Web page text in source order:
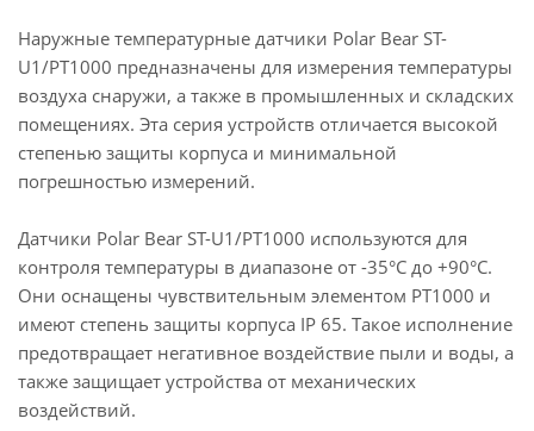
Наружные температурные датчики Polar Bear ST-
U1/PT1000 предназначены для измерения температуры
воздуха снаружи, а также в промышленных и складских
помещениях. Эта серия устройств отличается высокой
степенью защиты корпуса и минимальной
погрешностью измерений.
Датчики Polar Bear ST-U1/PT1000 используются для
контроля температуры в диапазоне от -35°С до +90°С.
Они оснащены чувствительным элементом PT1000 и
имеют степень защиты корпуса IP 65. Такое исполнение
предотвращает негативное воздействие пыли и воды, а
также защищает устройства от механических
воздействий.